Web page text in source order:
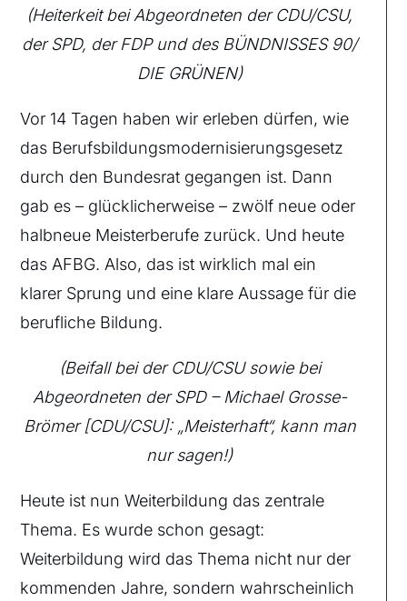
(Heiterkeit bei Abgeordneten der CDU/CSU,
der SPD, der FDP und des BÜNDNISSES 90/
DIE GRÜNEN)
Vor 14 Tagen haben wir erleben dürfen, wie
das Berufsbildungsmodernisierungsgesetz
durch den Bundesrat gegangen ist. Dann
gab es – glücklicherweise – zwölf neue oder
halbneue Meisterberufe zurück. Und heute
das AFBG. Also, das ist wirklich mal ein
klarer Sprung und eine klare Aussage für die
berufliche Bildung.
(Beifall bei der CDU/CSU sowie bei
Abgeordneten der SPD – Michael Grosse-
Brömer [CDU/CSU]: „Meisterhaft“, kann man
nur sagen!)
Heute ist nun Weiterbildung das zentrale
Thema. Es wurde schon gesagt:
Weiterbildung wird das Thema nicht nur der
kommenden Jahre, sondern wahrscheinlich